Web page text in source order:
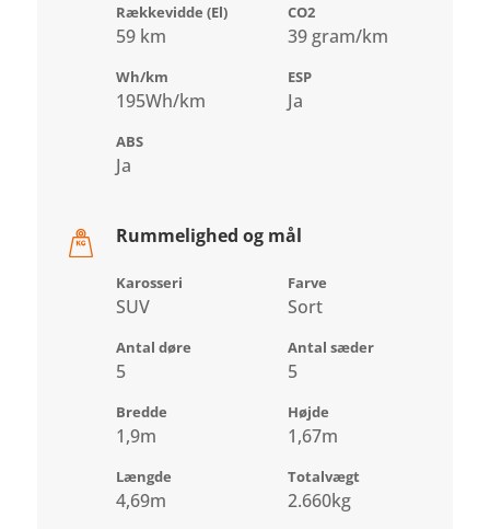
Rækkevidde (El)
59 km
CO2
39 gram/km
Wh/km
195Wh/km
ESP
Ja
ABS
Ja
Rummelighed og mål
Karosseri
SUV
Farve
Sort
Antal døre
5
Antal sæder
5
Bredde
1,9m
Højde
1,67m
Længde
4,69m
Totalvægt
2.660kg